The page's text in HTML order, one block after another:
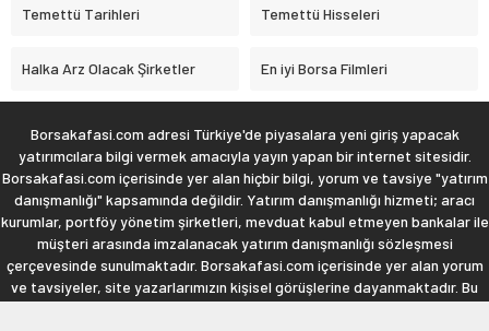
Temettü Tarihleri Temettü Hisseleri
Halka Arz Olacak Şirketler En iyi Borsa Filmleri
Borsakafasi.com adresi Türkiye'de piyasalara yeni giriş yapacak
yatırımcılara bilgi vermek amacıyla yayın yapan bir internet sitesidir.
Borsakafasi.com içerisinde yer alan hiçbir bilgi, yorum ve tavsiye "yatırım
danışmanlığı" kapsamında değildir. Yatırım danışmanlığı hizmeti; aracı
kurumlar, portföy yönetim şirketleri, mevduat kabul etmeyen bankalar ile
müşteri arasında imzalanacak yatırım danışmanlığı sözleşmesi
çerçevesinde sunulmaktadır. Borsakafasi.com içerisinde yer alan yorum
ve tavsiyeler, site yazarlarımızın kişisel görüşlerine dayanmaktadır. Bu